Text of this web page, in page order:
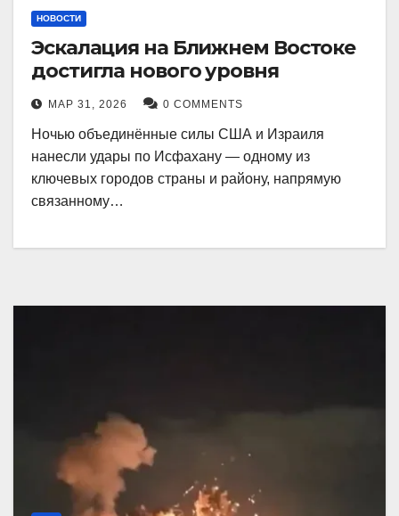
НОВОСТИ
Эскалация на Ближнем Востоке
достигла нового уровня
МАР 31, 2026 0 COMMENTS
Ночью объединённые силы США и Израиля
нанесли удары по Исфахану — одному из
ключевых городов страны и району, напрямую
связанному…